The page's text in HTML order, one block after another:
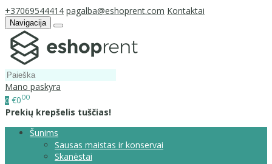
+37069544414 pagalba@eshoprent.com Kontaktai
Navigacija
Mano paskyra
0 €000
Prekių krepšelis tuščias!
Šunims
Sausas maistas ir konservai
Skanėstai